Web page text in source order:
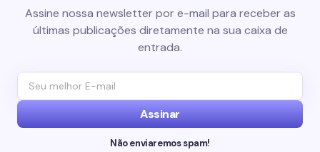
Assine nossa newsletter por e-mail para receber as
últimas publicações diretamente na sua caixa de
entrada.
Assinar
Não enviaremos spam!